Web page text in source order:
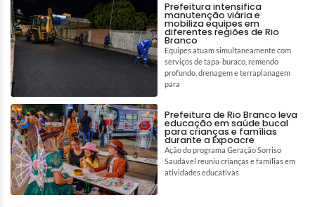
Prefeitura intensifica
manutenção viária e
mobiliza equipes em
diferentes regiões de Rio
Branco
Equipes atuam simultaneamente com
serviços de tapa-buraco, remendo
profundo, drenagem e terraplanagem
para
Prefeitura de Rio Branco leva
educação em saúde bucal
para crianças e famílias
durante a Expoacre
Ação do programa Geração Sorriso
Saudável reuniu crianças e famílias em
atividades educativas